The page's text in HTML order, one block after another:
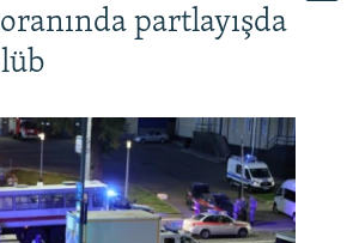
partlayışda